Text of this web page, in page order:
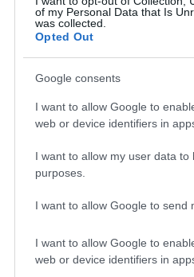
of my Personal Data that Is
was collected.
Opted Out
Google consents
I want to allow Google to
web or device identifiers in
I want to allow my user data
purposes.
I want to allow Google to send
I want to allow Google to
web or device identifiers in